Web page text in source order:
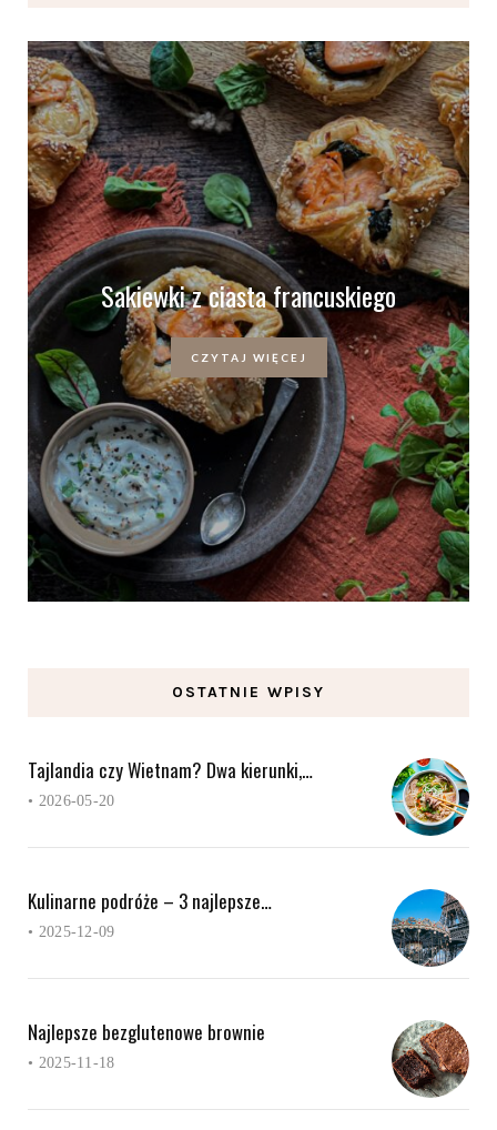
Sakiewki z ciasta francuskiego
CZYTAJ WIĘCEJ
OSTATNIE WPISY
Tajlandia czy Wietnam? Dwa kierunki,…
• 2026-05-20
Kulinarne podróże – 3 najlepsze…
• 2025-12-09
Najlepsze bezglutenowe brownie
• 2025-11-18